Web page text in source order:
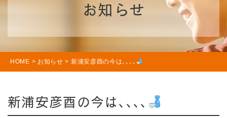
お知らせ
HOME > お知らせ > 新浦安彦酉の今は､､､､
新浦安彦酉の今は､､､､